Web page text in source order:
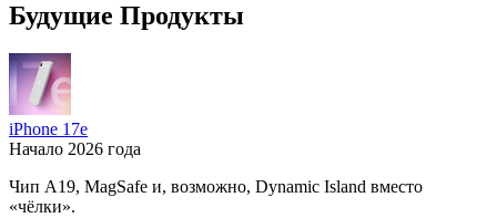
Будущие Продукты
iPhone 17e
Начало 2026 года
Чип A19, MagSafe и, возможно, Dynamic Island вместо
«чёлки».